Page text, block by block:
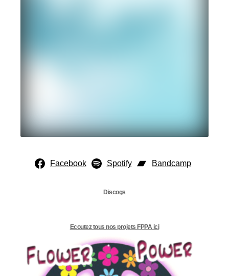
Facebook Spotify Bandcamp
Discogs
Ecoutez tous nos projets FPPA ici